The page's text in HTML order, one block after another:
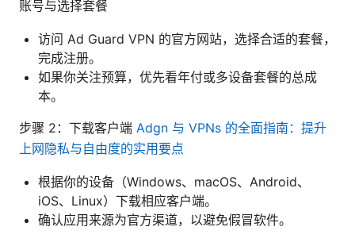
账号与选择套餐
访问 Ad Guard VPN 的官方网站，选择合适的套餐，
完成注册。
如果你关注预算，优先看年付或多设备套餐的总成
本。
步骤 2：下载客户端 Adgn 与 VPNs 的全面指南：提升
上网隐私与自由度的实用要点
根据你的设备（Windows、macOS、Android、
iOS、Linux）下载相应客户端。
确认应用来源为官方渠道，以避免假冒软件。